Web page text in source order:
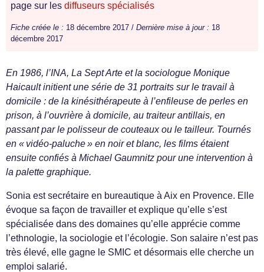
page sur les diffuseurs spécialisés
Fiche créée le : 18 décembre 2017 / Dernière mise à jour : 18
décembre 2017
En 1986, l’INA, La Sept Arte et la sociologue Monique
Haicault initient une série de 31 portraits sur le travail à
domicile : de la kinésithérapeute à l’enfileuse de perles en
prison, à l’ouvrière à domicile, au traiteur antillais, en
passant par le polisseur de couteaux ou le tailleur. Tournés
en « vidéo-paluche » en noir et blanc, les films étaient
ensuite confiés à Michael Gaumnitz pour une intervention à
la palette graphique.
Sonia est secrétaire en bureautique à Aix en Provence. Elle
évoque sa façon de travailler et explique qu’elle s’est
spécialisée dans des domaines qu’elle apprécie comme
l’ethnologie, la sociologie et l’écologie. Son salaire n’est pas
très élevé, elle gagne le SMIC et désormais elle cherche un
emploi salarié.